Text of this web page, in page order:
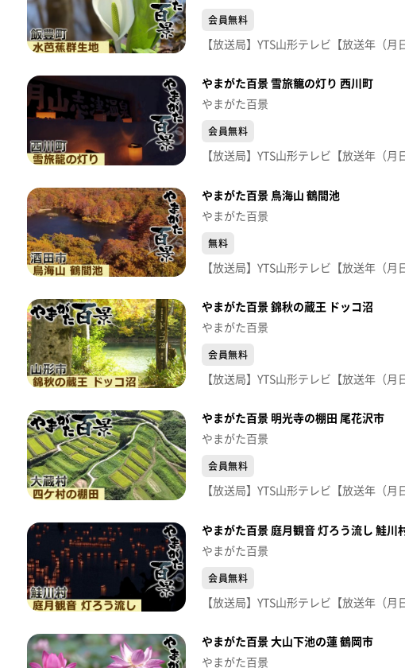
会員無料
やまがた百景 雪旅籠の灯り 西川町
やまがた百景
会員無料
やまがた百景 鳥海山 鶴間池
やまがた百景
無料
やまがた百景 錦秋の蔵王 ドッコ沼
やまがた百景
会員無料
やまがた百景 明光寺の棚田 尾花沢市
やまがた百景
会員無料
やまがた百景 庭月観音 灯ろう流し 鮭川
やまがた百景
会員無料
やまがた百景 大山下池の蓮 鶴岡市
やまがた百景